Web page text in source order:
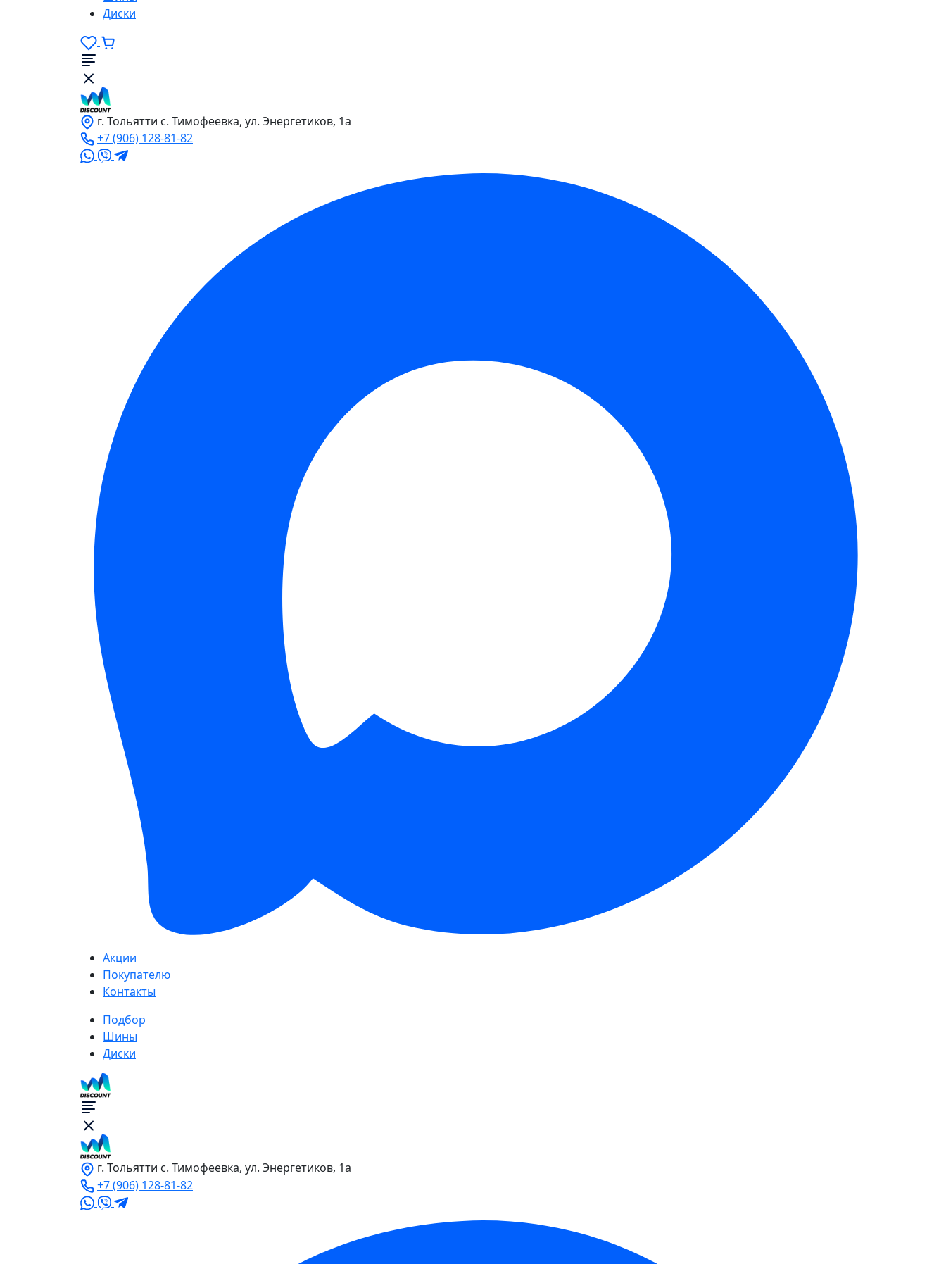
Диски
г. Тольятти с. Тимофеевка, ул. Энергетиков, 1а
+7 (906) 128-81-82
Акции
Покупателю
Контакты
Подбор
Шины
Диски
г. Тольятти с. Тимофеевка, ул. Энергетиков, 1а
+7 (906) 128-81-82